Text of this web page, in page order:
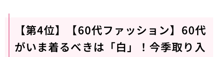
【第4位】【60代ファッション】60代
がいま着るべきは「白」！今季取り入